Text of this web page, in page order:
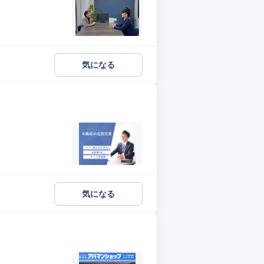
気になる
気になる